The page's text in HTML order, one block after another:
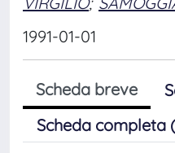
1991-01-01
Scheda breve
Scheda completa